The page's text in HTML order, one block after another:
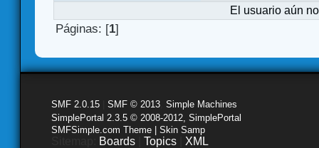
El usuario aún
Páginas: [1]
SMF 2.0.15 SMF © 2013 Simple Machines
SimplePortal 2.3.5 © 2008-2012, SimplePortal
SMFSimple.com Theme | Skin Samp
Boards Topics XML